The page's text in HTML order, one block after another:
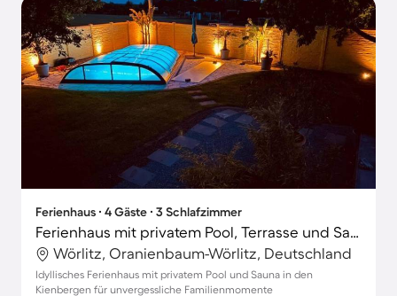
Ferienhaus ∙ 4 Gäste ∙ 3 Schlafzimmer
Ferienhaus mit privatem Pool, Terrasse und Sauna | Panoramablick
Wörlitz, Oranienbaum-Wörlitz, Deutschland
Idyllisches Ferienhaus mit privatem Pool und Sauna in den
Kienbergen für unvergessliche Familienmomente